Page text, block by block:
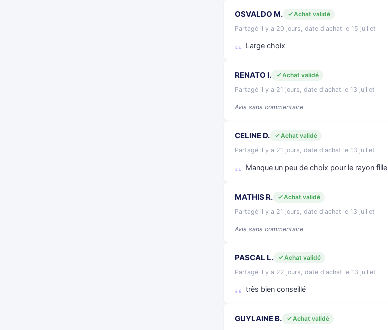
OSVALDO M.
Achat validé
Partagé il y a 20 jours, date d'achat le 15 juillet
Large choix
RENATO I.
Achat validé
Partagé il y a 21 jours, date d'achat le 13 juillet
Avis sans commentaire
CELINE D.
Achat validé
Partagé il y a 21 jours, date d'achat le 13 juillet
Manque un peu de choix pour le rayon fille
MATHIS R.
Achat validé
Partagé il y a 21 jours, date d'achat le 13 juillet
Avis sans commentaire
PASCAL L.
Achat validé
Partagé il y a 22 jours, date d'achat le 13 juillet
très bien conseillé
GUYLAINE B.
Achat validé